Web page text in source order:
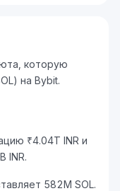
которую
на Bybit.
₹4.04T INR и
INR.
582M SOL.